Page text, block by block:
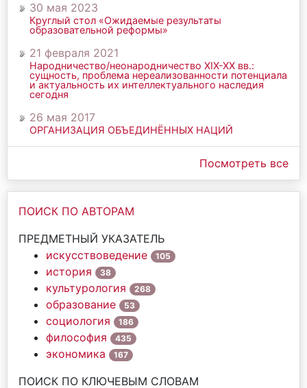
30 мая 2023
Круглый стол «Ожидаемые результаты
образовательной реформы»
21 февраля 2021
Народничество/неонародничество ХIХ-ХХ вв.:
сущность, проблема нереализованности потенциала
и актуальность их интеллектуального наследия
сегодня
26 мая 2017
ОРГАНИЗАЦИЯ ОБЪЕДИНЁННЫХ НАЦИЙ
Посмотреть все
ПОИСК ПО АВТОРАМ
ПРЕДМЕТНЫЙ УКАЗАТЕЛЬ
искусствоведение
105
история 38
культурология 268
образование 53
социология 186
философия 435
экономика 167
ПОИСК ПО КЛЮЧЕВЫМ СЛОВАМ